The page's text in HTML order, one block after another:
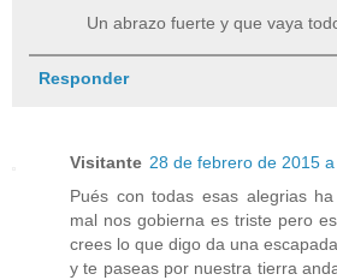
Un abrazo fuerte y que vaya
Responder
Visitante 28 de febrero de 2015 a
Pués con todas esas alegrias
mal nos gobierna es triste pero
crees lo que digo da una
y te paseas por nuestra tierra